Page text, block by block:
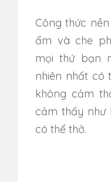
Công thức
ẩm và che
mọi thứ bạn
nhiên nhất có
không cảm
cảm thấy như
có thể thở.